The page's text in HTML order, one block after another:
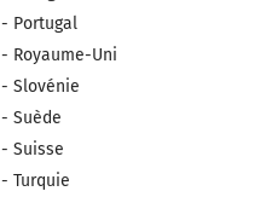
- Portugal
- Royaume-Uni
- Slovénie
- Suède
- Suisse
- Turquie